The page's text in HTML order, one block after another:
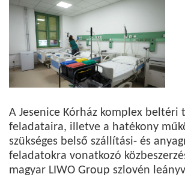
A Jesenice Kórház komplex beltéri
feladataira, illetve a hatékony
szükséges belső szállítási- és
feladatokra vonatkozó
magyar LIWO Group szlovén